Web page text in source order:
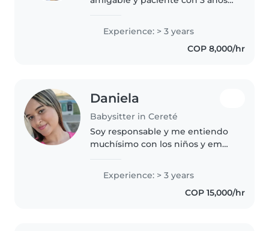
leerles cuentos y jugar con ellos.
Estoy cómoda ayudando con
Experience: > 3 years
COP 8,000/hr
Daniela
Babysitter in Cereté
Soy responsable y me entiendo
muchísimo con los niños y em
Experience: > 3 years
COP 15,000/hr